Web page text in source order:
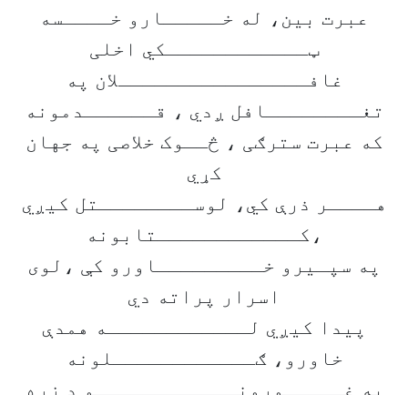
عبرت بین، له خـــــارو خــــسه
ټــــــــــــکي اخلی
غافــــــــــــــــلان په
تغــــــــافل ږدي ، قــــــدمونه
که عبرت سترګی ، څــوک خلاصی په جهان
کړي
هــــر ذرې کي، لوســــــــتل کیږي
،کــــــــــــتابونه
په سپـیرو خـــــــــاورو کې ،لوی
اسرار پراته دي
پیدا کیږي لــــــــــــه همدې
خاورو، ګــــــــــــلونه
په غـــــوږونــــــــــــو د زړه